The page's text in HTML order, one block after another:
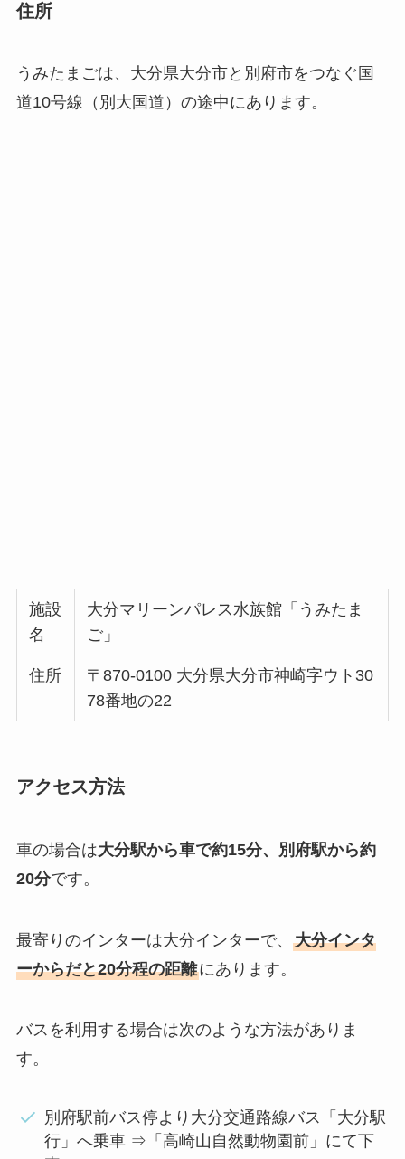
住所
うみたまごは、大分県大分市と別府市をつなぐ国
道10号線（別大国道）の途中にあります。
施設
名
大分マリーンパレス水族館「うみたま
ご」
住所
〒870-0100 大分県大分市神崎字ウト30
78番地の22
アクセス方法
車の場合は大分駅から車で約15分、別府駅から約
20分です。
最寄りのインターは大分インターで、 大分インタ
ーからだと20分程の距離にあります。
バスを利用する場合は次のような方法がありま
す。
別府駅前バス停より大分交通路線バス「大分駅
行」へ乗車 ⇒「高崎山自然動物園前」にて下